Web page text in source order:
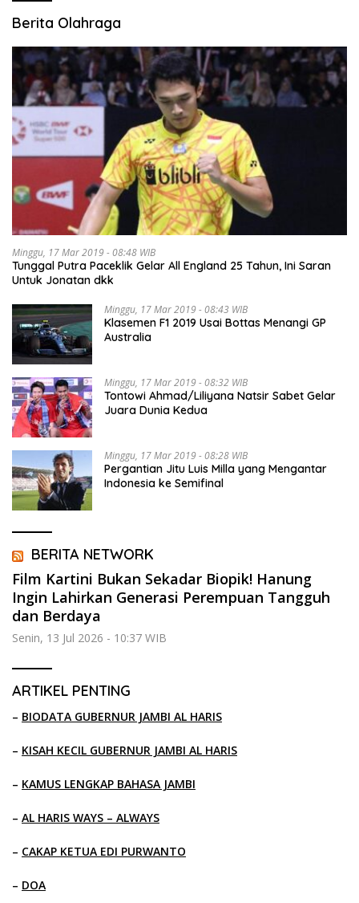
Berita Olahraga
Minggu, 17 Mar 2019 - 08:48 WIB
Tunggal Putra Paceklik Gelar All England 25 Tahun, Ini Saran
Untuk Jonatan dkk
Minggu, 17 Mar 2019 - 08:43 WIB
Klasemen F1 2019 Usai Bottas Menangi GP
Australia
Minggu, 17 Mar 2019 - 08:32 WIB
Tontowi Ahmad/Liliyana Natsir Sabet Gelar
Juara Dunia Kedua
Minggu, 17 Mar 2019 - 08:28 WIB
Pergantian Jitu Luis Milla yang Mengantar
Indonesia ke Semifinal
BERITA NETWORK
Film Kartini Bukan Sekadar Biopik! Hanung
Ingin Lahirkan Generasi Perempuan Tangguh
dan Berdaya
Senin, 13 Jul 2026 - 10:37 WIB
ARTIKEL PENTING
– BIODATA GUBERNUR JAMBI AL HARIS
– KISAH KECIL GUBERNUR JAMBI AL HARIS
– KAMUS LENGKAP BAHASA JAMBI
– AL HARIS WAYS – ALWAYS
– CAKAP KETUA EDI PURWANTO
– DOA